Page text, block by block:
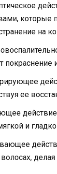
которые
на
покраснение
ее
и